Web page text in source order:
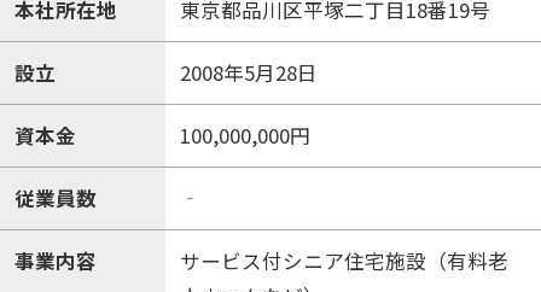
本社所在地 東京都品川区平塚二丁目18番19号
設立 2008年5月28日
資本金 100,000,000円
従業員数 ‐
事業内容
サービス付シニア住宅施設（有料老